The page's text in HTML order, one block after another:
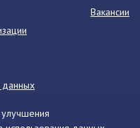
Вакансии
данных